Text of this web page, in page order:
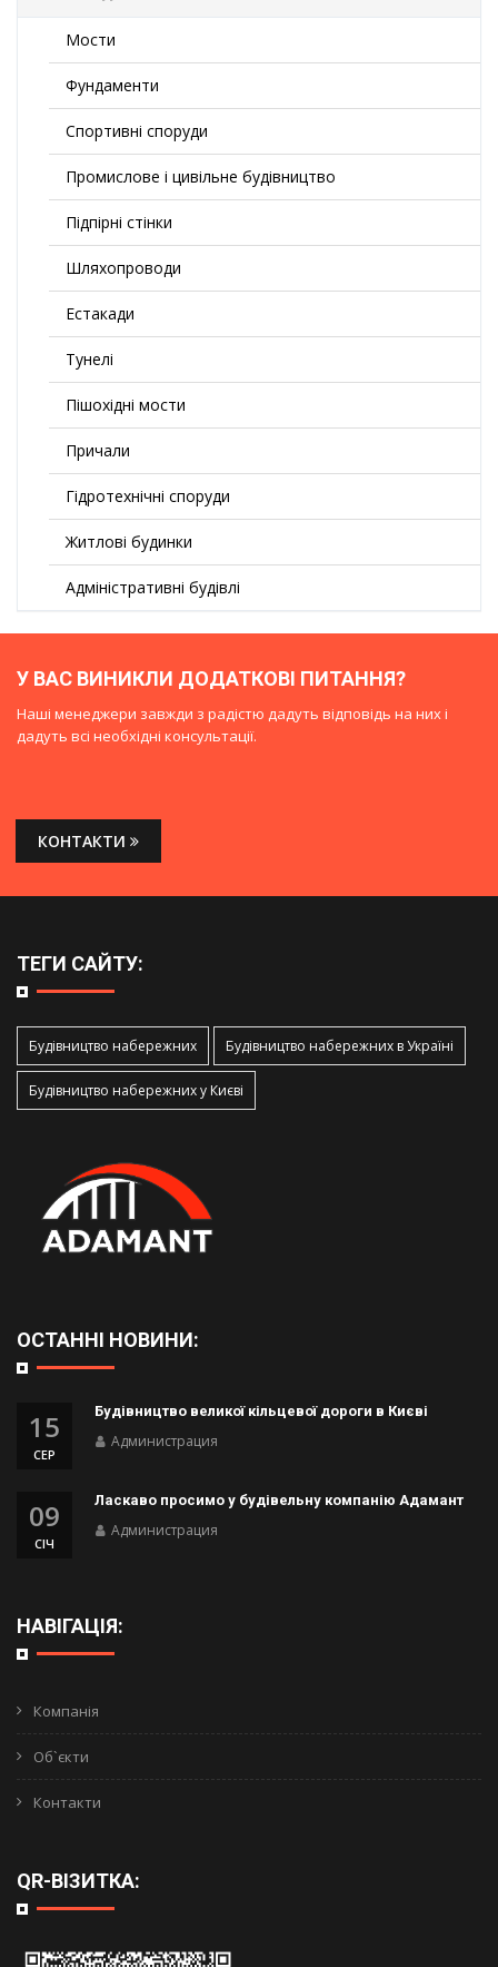
Мости
Фундаменти
Спортивні споруди
Промислове і цивільне будівництво
Підпірні стінки
Шляхопроводи
Естакади
Тунелі
Пішохідні мости
Причали
Гідротехнічні споруди
Житлові будинки
Адміністративні будівлі
У ВАС ВИНИКЛИ ДОДАТКОВІ ПИТАННЯ?
Наші менеджери завжди з радістю дадуть відповідь на них і
дадуть всі необхідні консультації.
КОНТАКТИ
ТЕГИ САЙТУ:
Будівництво набережних Будівництво набережних в Україні
Будівництво набережних у Києві
ОСТАННІ НОВИНИ:
15
СЕР
Будівництво великої кільцевої дороги в Києві
Администрация
09
СІЧ
Ласкаво просимо у будівельну компанію Адамант
Администрация
НАВІГАЦІЯ:
Компанія
Об`єкти
Контакти
QR-ВІЗИТКА: